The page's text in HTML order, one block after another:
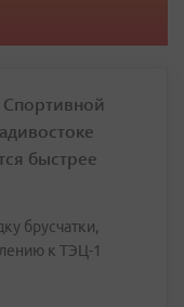
быстрее
брусчатки,
к ТЭЦ-1